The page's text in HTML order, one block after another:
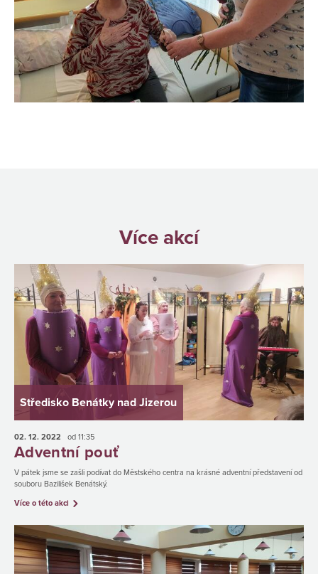
Více akcí
Středisko Benátky nad Jizerou
02. 12. 2022 od 11:35
Adventní pouť
V pátek jsme se zašli podívat do Městského centra na krásné adventní představení od
souboru Bazilišek Benátský.
Více o této akci